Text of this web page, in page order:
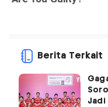
Berita Terkait
Jadi